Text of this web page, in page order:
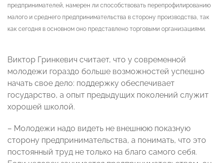
предпринимателей, намерен ли способствовать перепрофилированию
малого и среднего предпринимательства в сторону производства, так
как сегодня в основном оно представлено торговыми организациями.
Виктор Гринкевич считает, что у современной
молодежи гораздо больше возможностей успешно
начать свое дело: поддержку обеспечивает
государство, а опыт предыдущих поколений служит
хорошей школой.
– Молодежи надо видеть не внешнюю показную
сторону предпринимательства, а понимать, что это
постоянный труд не только на благо самого себя.